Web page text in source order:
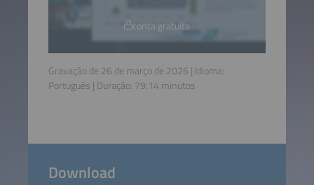
conta gratuita
Gravação de 26 de março de 2026 | Idioma:
Português | Duração: 79:14 minutos
Download